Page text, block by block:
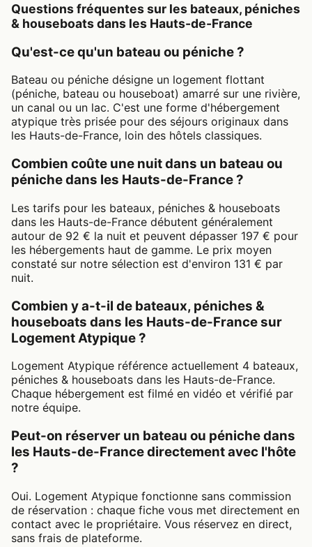
Questions fréquentes sur les bateaux, péniches
& houseboats dans les Hauts-de-France
Qu'est-ce qu'un bateau ou péniche ?
Bateau ou péniche désigne un logement flottant
(péniche, bateau ou houseboat) amarré sur une rivière,
un canal ou un lac. C'est une forme d'hébergement
atypique très prisée pour des séjours originaux dans
les Hauts-de-France, loin des hôtels classiques.
Combien coûte une nuit dans un bateau ou
péniche dans les Hauts-de-France ?
Les tarifs pour les bateaux, péniches & houseboats
dans les Hauts-de-France débutent généralement
autour de 92 € la nuit et peuvent dépasser 197 € pour
les hébergements haut de gamme. Le prix moyen
constaté sur notre sélection est d'environ 131 € par
nuit.
Combien y a-t-il de bateaux, péniches &
houseboats dans les Hauts-de-France sur
Logement Atypique ?
Logement Atypique référence actuellement 4 bateaux,
péniches & houseboats dans les Hauts-de-France.
Chaque hébergement est filmé en vidéo et vérifié par
notre équipe.
Peut-on réserver un bateau ou péniche dans
les Hauts-de-France directement avec l'hôte
?
Oui. Logement Atypique fonctionne sans commission
de réservation : chaque fiche vous met directement en
contact avec le propriétaire. Vous réservez en direct,
sans frais de plateforme.